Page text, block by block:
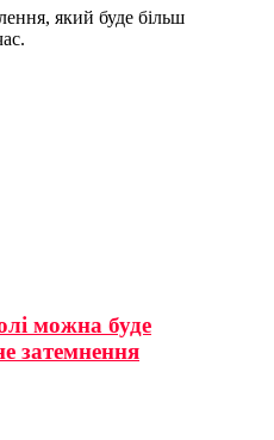
який буде більш
можна буде
затемнення